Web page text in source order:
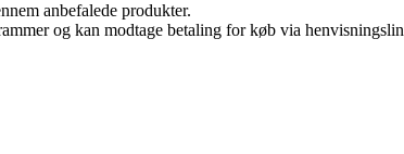
anbefalede produkter.
og kan modtage betaling for køb via